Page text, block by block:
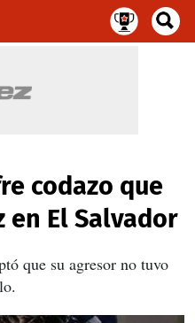
codazo que
El Salvador
que su agresor no tuvo